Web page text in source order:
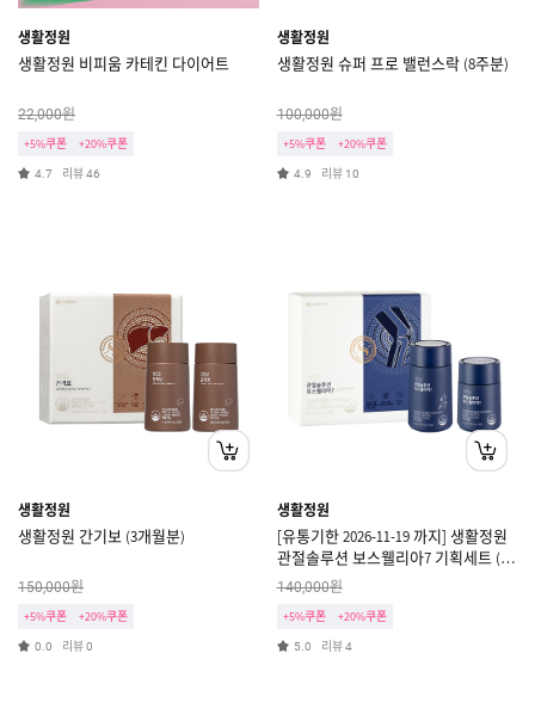
생활정원
생활정원 비피움 카테킨 다이어트
22,000원
+5%쿠폰 +20%쿠폰
4.7 리뷰46
생활정원
생활정원 슈퍼 프로 밸런스락 (8주분)
100,000원
+5%쿠폰 +20%쿠폰
4.9 리뷰 10
생활정원
생활정원 간기보 (3개월분)
150,000원
+5%쿠폰 +20%쿠폰
0.0 리뷰0
생활정원
[유통기한 2026-11-19 까지] 생활정원
관절솔루션 보스웰리아7 기획세트 (8
주분)
140,000원
+5%쿠폰 +20%쿠폰
5.0 리뷰4